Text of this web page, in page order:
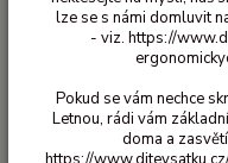
Xkko -
90x100 Cyan
lze se s námi domluvit
- viz. https://
Pokud se vám nechce
Letnou, rádi vám
doma a